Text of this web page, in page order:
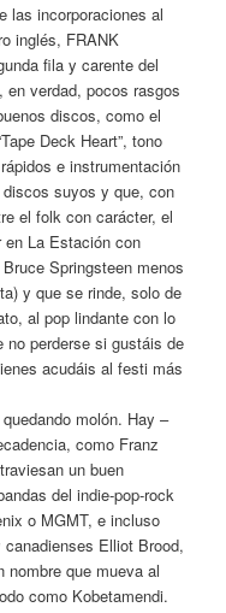
las incorporaciones al
inglés, FRANK
fila y carente del
verdad, pocos rasgos
discos, como el
Deck Heart”, tono
e instrumentación
suyos y que, con
el folk con carácter, el
La Estación con
Springsteen menos
y que se rinde, solo de
al pop lindante con lo
no perderse si gustáis de
acudáis al festi más
molón. Hay –
como Franz
un buen
del indie-pop-rock
o MGMT, e incluso
Elliot Brood,
nombre que mueva al
como Kobetamendi.